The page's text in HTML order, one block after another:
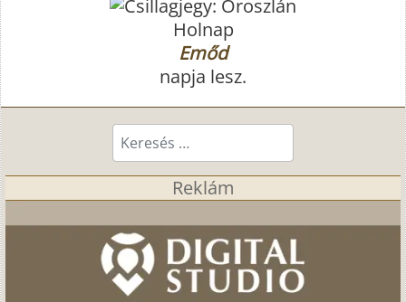
Holnap
Emőd
napja lesz.
Keresés...
Reklám